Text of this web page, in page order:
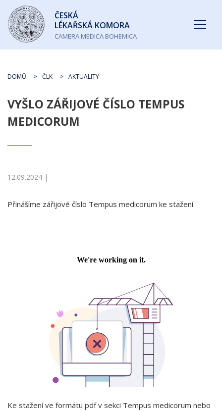
Česká
lékařská
komora
ČESKÁ
LÉKAŘSKÁ KOMORA
CAMERA MEDICA BOHEMICA
DOMŮ ČLK AKTUALITY
VYŠLO ZÁŘIJOVÉ ČÍSLO TEMPUS
MEDICORUM
12.09.2024 |
Přinášíme zářijové číslo Tempus medicorum ke stažení
Ke stažení ve formátu pdf v sekci Tempus medicorum nebo